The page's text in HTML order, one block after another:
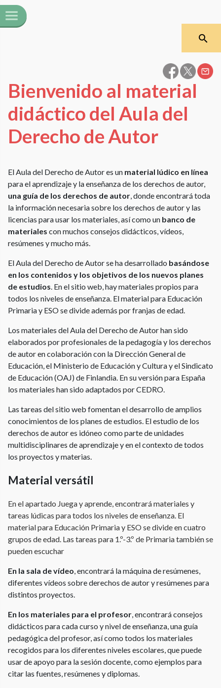
Bienvenido al material
didáctico del Aula del
Derecho de Autor
El Aula del Derecho de Autor es un material lúdico en línea
para el aprendizaje y la enseñanza de los derechos de autor,
una guía de los derechos de autor, donde encontrará toda
la información necesaria sobre los derechos de autor y las
licencias para usar los materiales, así como un banco de
materiales con muchos consejos didácticos, vídeos,
resúmenes y mucho más.
El Aula del Derecho de Autor se ha desarrollado basándose
en los contenidos y los objetivos de los nuevos planes
de estudios. En el sitio web, hay materiales propios para
todos los niveles de enseñanza. El material para Educación
Primaria y ESO se divide además por franjas de edad.
Los materiales del Aula del Derecho de Autor han sido
elaborados por profesionales de la pedagogía y los derechos
de autor en colaboración con la Dirección General de
Educación, el Ministerio de Educación y Cultura y el Sindicato
de Educación (OAJ) de Finlandia. En su versión para España
los materiales han sido adaptados por CEDRO.
Las tareas del sitio web fomentan el desarrollo de amplios
conocimientos de los planes de estudios. El estudio de los
derechos de autor es idóneo como parte de unidades
multidisciplinares de aprendizaje y en el contexto de todos
los proyectos y materias.
Material versátil
En el apartado Juega y aprende, encontrará materiales y
tareas lúdicas para todos los niveles de enseñanza. El
material para Educación Primaria y ESO se divide en cuatro
grupos de edad. Las tareas para 1.º-3.º de Primaria también se
pueden escuchar
En la sala de vídeo, encontrará la máquina de resúmenes,
diferentes vídeos sobre derechos de autor y resúmenes para
distintos proyectos.
En los materiales para el profesor, encontrará consejos
didácticos para cada curso y nivel de enseñanza, una guía
pedagógica del profesor, así como todos los materiales
recogidos para los diferentes niveles escolares, que puede
usar de apoyo para la sesión docente, como ejemplos para
citar las fuentes, resúmenes y diplomas.